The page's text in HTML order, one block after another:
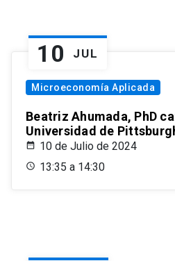
10 JUL
Microeconomía Aplicada
Beatriz Ahumada, PhD
Universidad de
10 de Julio de 2024
13:35 a 14:30